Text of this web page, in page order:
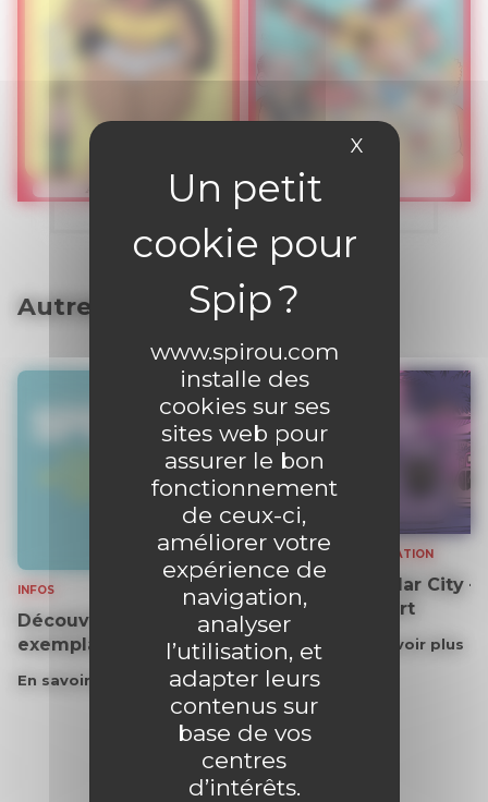
www.spirou.com
installe des
cookies sur ses
sites web pour
assurer le bon
fonctionnement
de ceux-ci,
améliorer votre
expérience de
navigation,
analyser
l’utilisation, et
adapter leurs
contenus sur
base de vos
centres
d’intérêts.
X Masquer le
Autres articles
INFOS
Découvrez gratuitement un
exemplaire du journal !
En savoir plus
RÉCRÉATION
Masdar City
désert
En savoir plus